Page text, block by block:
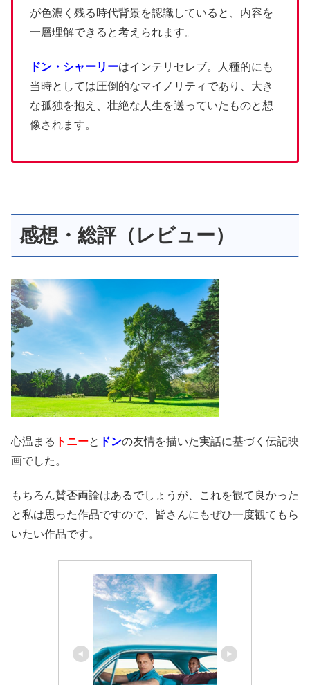
が色濃く残る時代背景を認識していると、内容を
一層理解できると考えられます。
ドン・シャーリーはインテリセレブ。人種的にも
当時としては圧倒的なマイノリティであり、大き
な孤独を抱え、壮絶な人生を送っていたものと想
像されます。
感想・総評（レビュー）
心温まる トニーと ドンの友情を描いた実話に基づく伝記映
画でした。
もちろん賛否両論はあるでしょうが、これを観て良かった
と私は思った作品ですので、皆さんにもぜひ一度観てもら
いたい作品です。